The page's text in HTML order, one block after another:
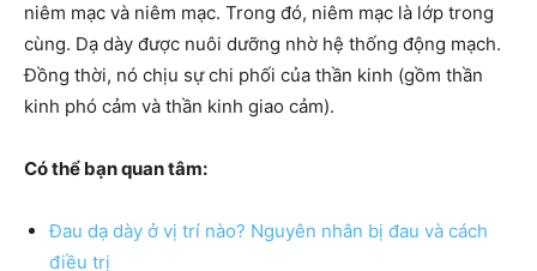
niêm mạc và niêm mạc. Trong đó, niêm mạc là lớp trong
cùng. Dạ dày được nuôi dưỡng nhờ hệ thống động mạch.
Đồng thời, nó chịu sự chi phối của thần kinh (gồm thần
kinh phó cảm và thần kinh giao cảm).
Có thể bạn quan tâm:
Đau dạ dày ở vị trí nào? Nguyên nhân bị đau và cách
điều trị